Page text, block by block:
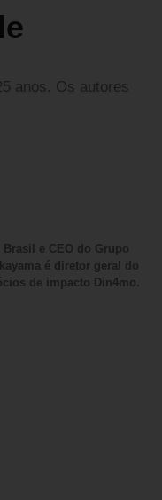
anos. Os autores
e CEO do Grupo
é diretor geral do
de impacto Din4mo.